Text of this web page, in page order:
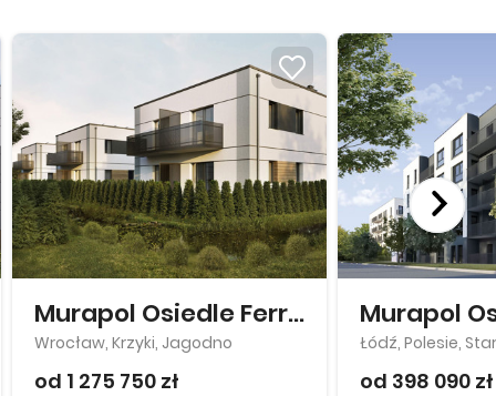
Murapol Osiedle Ferrovia
Wrocław, Krzyki, Jagodno
od 1 275 750 zł
Łódź, Polesie,
od 398 090 zł